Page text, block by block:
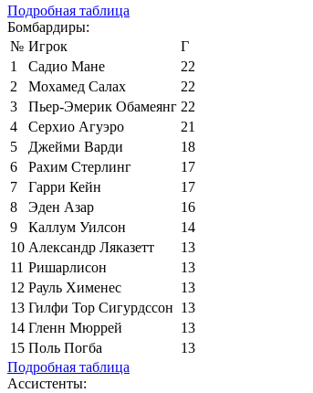
Подробная таблица
Бомбардиры:
№ Игрок
Г
1
Садио Мане
22
2
Мохамед Салах
22
3
Пьер-Эмерик Обамеянг 22
4
Серхио Агуэро
21
5
Джейми Варди
18
6
Рахим Стерлинг
17
7
Гарри Кейн
17
8
Эден Азар
16
9
Каллум Уилсон
14
10 Александр Ляказетт
13
11 Ришарлисон
13
12 Рауль Хименес
13
13 Гилфи Тор Сигурдссон 13
14 Гленн Мюррей
13
15 Поль Погба
13
Подробная таблица
Ассистенты: